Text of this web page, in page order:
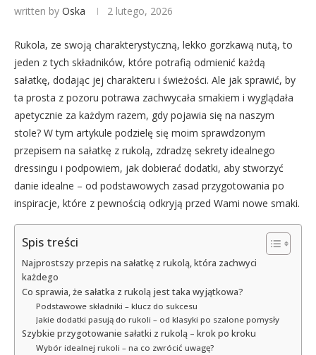
written by Oska 2 lutego, 2026
Rukola, ze swoją charakterystyczną, lekko gorzkawą nutą, to
jeden z tych składników, które potrafią odmienić każdą
sałatkę, dodając jej charakteru i świeżości. Ale jak sprawić, by
ta prosta z pozoru potrawa zachwycała smakiem i wyglądała
apetycznie za każdym razem, gdy pojawia się na naszym
stole? W tym artykule podzielę się moim sprawdzonym
przepisem na sałatkę z rukolą, zdradzę sekrety idealnego
dressingu i podpowiem, jak dobierać dodatki, aby stworzyć
danie idealne – od podstawowych zasad przygotowania po
inspiracje, które z pewnością odkryją przed Wami nowe smaki.
Spis treści
Najprostszy przepis na sałatkę z rukolą, która zachwyci
każdego
Co sprawia, że sałatka z rukolą jest taka wyjątkowa?
Podstawowe składniki – klucz do sukcesu
Jakie dodatki pasują do rukoli – od klasyki po szalone pomysły
Szybkie przygotowanie sałatki z rukolą – krok po kroku
Wybór idealnej rukoli – na co zwrócić uwagę?